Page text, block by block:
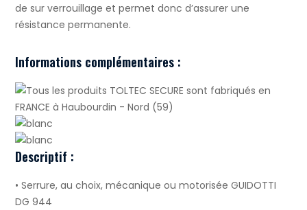
de sur verrouillage et permet donc d’assurer une
résistance permanente.
Informations complémentaires :
Descriptif :
• Serrure, au choix, mécanique ou motorisée GUIDOTTI
DG 944